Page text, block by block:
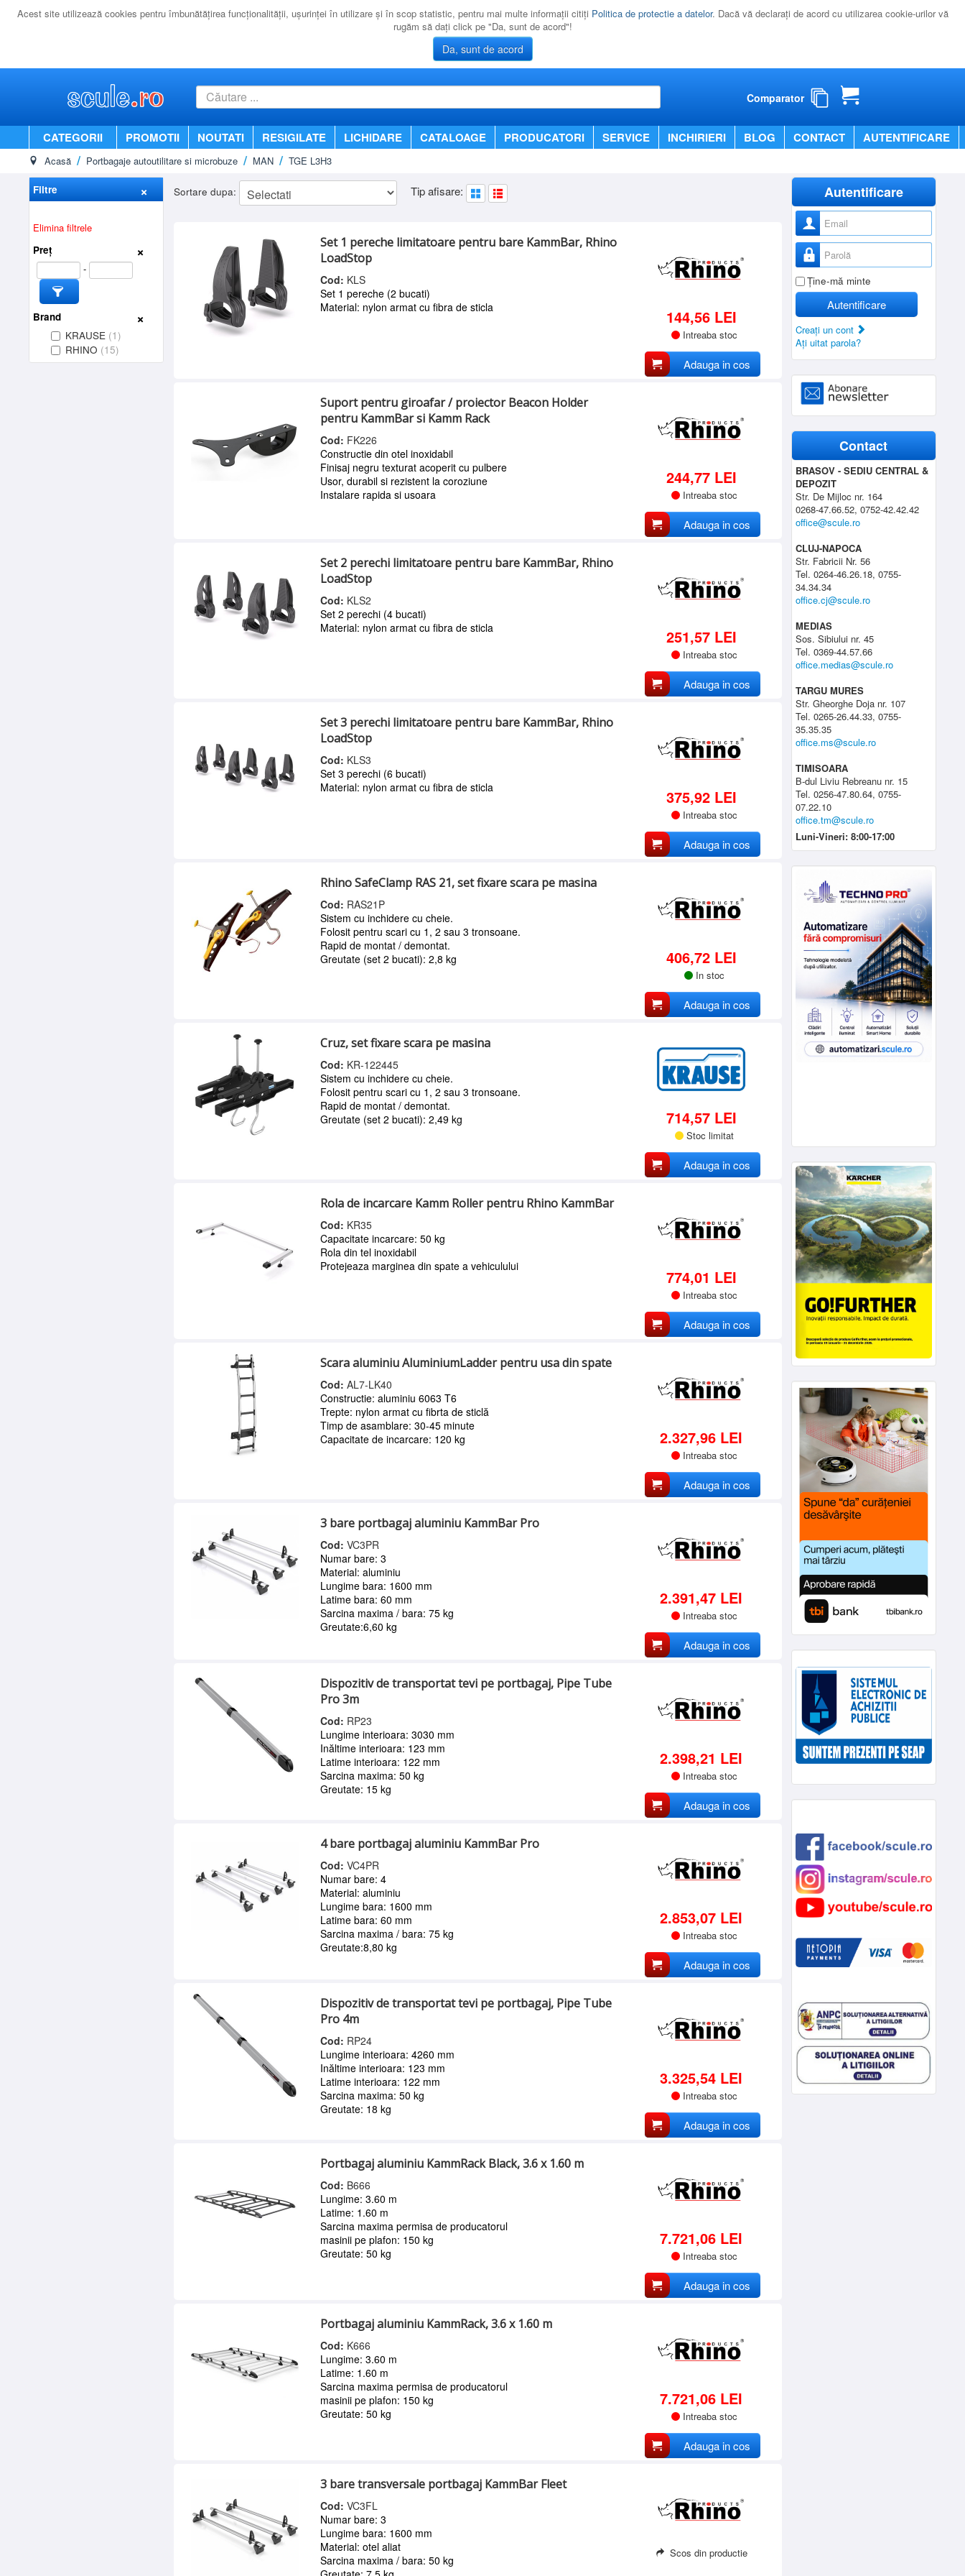
Acest site utilizează cookies pentru îmbunătăţirea funcţionalităţii, uşurinţei în utilizare şi în scop statistic, pentru mai multe informaţii citiţi Politica de protectie a datelor. Dacă vă declaraţi de acord cu utilizarea cookie-urilor vă
rugăm să daţi click pe "Da, sunt de acord"!
Da, sunt de acord
Comparator
CATEGORII PROMOTII NOUTATI RESIGILATE LICHIDARE CATALOAGE PRODUCATORI SERVICE INCHIRIERI BLOG CONTACT AUTENTIFICARE
Acasă Portbagaje autoutilitare si microbuze MAN TGE L3H3
Filtre
Elimina filtrele
Preț
-
Brand
KRAUSE (1)
RHINO (15)
Sortare dupa: Tip afisare:
Set 1 pereche limitatoare pentru bare KammBar, Rhino
LoadStop
Cod: KLS
Set 1 pereche (2 bucati)
Material: nylon armat cu fibra de sticla
144,56 LEI
Intreaba stoc
Adauga in cos
Suport pentru giroafar / proiector Beacon Holder
pentru KammBar si Kamm Rack
Cod: FK226
Constructie din otel inoxidabil
Finisaj negru texturat acoperit cu pulbere
Usor, durabil si rezistent la coroziune
Instalare rapida si usoara
244,77 LEI
Intreaba stoc
Adauga in cos
Set 2 perechi limitatoare pentru bare KammBar, Rhino
LoadStop
Cod: KLS2
Set 2 perechi (4 bucati)
Material: nylon armat cu fibra de sticla
251,57 LEI
Intreaba stoc
Adauga in cos
Set 3 perechi limitatoare pentru bare KammBar, Rhino
LoadStop
Cod: KLS3
Set 3 perechi (6 bucati)
Material: nylon armat cu fibra de sticla
375,92 LEI
Intreaba stoc
Adauga in cos
Rhino SafeClamp RAS 21, set fixare scara pe masina
Cod: RAS21P
Sistem cu inchidere cu cheie.
Folosit pentru scari cu 1, 2 sau 3 tronsoane.
Rapid de montat / demontat.
Greutate (set 2 bucati): 2,8 kg
406,72 LEI
In stoc
Adauga in cos
Cruz, set fixare scara pe masina
Cod: KR-122445
Sistem cu inchidere cu cheie.
Folosit pentru scari cu 1, 2 sau 3 tronsoane.
Rapid de montat / demontat.
Greutate (set 2 bucati): 2,49 kg
714,57 LEI
Stoc limitat
Adauga in cos
Rola de incarcare Kamm Roller pentru Rhino KammBar
Cod: KR35
Capacitate incarcare: 50 kg
Rola din tel inoxidabil
Protejeaza marginea din spate a vehiculului
774,01 LEI
Intreaba stoc
Adauga in cos
Scara aluminiu AluminiumLadder pentru usa din spate
Cod:AL7-LK40
Constructie: aluminiu 6063 T6
Trepte: nylon armat cu fibrta de sticlă
Timp de asamblare: 30-45 minute
Capacitate de incarcare: 120 kg
2.327,96 LEI
Intreaba stoc
Adauga in cos
3 bare portbagaj aluminiu KammBar Pro
Cod:VC3PR
Numar bare: 3
Material: aluminiu
Lungime bara: 1600 mm
Latime bara: 60 mm
Sarcina maxima / bara: 75 kg
Greutate:6,60 kg
2.391,47 LEI
Intreaba stoc
Adauga in cos
Dispozitiv de transportat tevi pe portbagaj, Pipe Tube
Pro 3m
Cod: RP23
Lungime interioara: 3030 mm
Inăltime interioara: 123 mm
Latime interioara: 122 mm
Sarcina maxima: 50 kg
Greutate: 15 kg
2.398,21 LEI
Intreaba stoc
Adauga in cos
4 bare portbagaj aluminiu KammBar Pro
Cod:VC4PR
Numar bare: 4
Material: aluminiu
Lungime bara: 1600 mm
Latime bara: 60 mm
Sarcina maxima / bara: 75 kg
Greutate:8,80 kg
2.853,07 LEI
Intreaba stoc
Adauga in cos
Dispozitiv de transportat tevi pe portbagaj, Pipe Tube
Pro 4m
Cod: RP24
Lungime interioara: 4260 mm
Inăltime interioara: 123 mm
Latime interioara: 122 mm
Sarcina maxima: 50 kg
Greutate: 18 kg
3.325,54 LEI
Intreaba stoc
Adauga in cos
Portbagaj aluminiu KammRack Black, 3.6 x 1.60 m
Cod: B666
Lungime: 3.60 m
Latime: 1.60 m
Sarcina maxima permisa de producatorul
masinii pe plafon: 150 kg
Greutate: 50 kg
7.721,06 LEI
Intreaba stoc
Adauga in cos
Portbagaj aluminiu KammRack, 3.6 x 1.60 m
Cod: K666
Lungime: 3.60 m
Latime: 1.60 m
Sarcina maxima permisa de producatorul
masinii pe plafon: 150 kg
Greutate: 50 kg
7.721,06 LEI
Intreaba stoc
Adauga in cos
3 bare transversale portbagaj KammBar Fleet
Cod:VC3FL
Numar bare: 3
Lungime bara: 1600 mm
Material: otel aliat
Sarcina maxima / bara: 50 kg
Scos din productie
Autentificare
Nume utilizator
Parolă
Ţine-mă minte
Autentificare
Creaţi un cont
Aţi uitat parola?
Contact
BRASOV - SEDIU CENTRAL &
DEPOZIT
Str. De Mijloc nr. 164
0268-47.66.52, 0752-42.42.42
office@scule.ro
CLUJ-NAPOCA
Str. Fabricii Nr. 56
Tel. 0264-46.26.18, 0755-
34.34.34
office.cj@scule.ro
MEDIAS
Sos. Sibiului nr. 45
Tel. 0369-44.57.66
office.medias@scule.ro
TARGU MURES
Str. Gheorghe Doja nr. 107
Tel. 0265-26.44.33, 0755-
35.35.35
office.ms@scule.ro
TIMISOARA
B-dul Liviu Rebreanu nr. 15
Tel. 0256-47.80.64, 0755-
07.22.10
office.tm@scule.ro
Luni-Vineri: 8:00-17:00